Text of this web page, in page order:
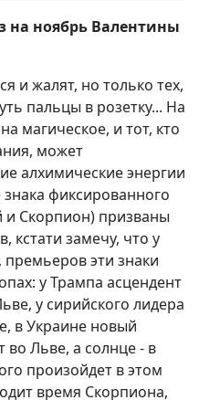
на ноябрь Валентины
и жалят, но только тех,
пальцы в розетку... На
магическое, и тот, кто
может
алхимические энергии
фиксированного
и Скорпион) призваны
кстати замечу, что у
эти знаки
у Трампа асцендент
у сирийского лидера
в Украине новый
во Льве, а солнце - в
произойдет в этом
время Скорпиона,